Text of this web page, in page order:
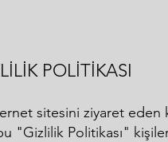
POLİTİKASI
sitesini ziyaret
"Gizlilik Politikası"